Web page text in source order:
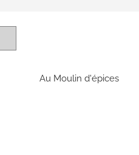
Au Moulin d'épices